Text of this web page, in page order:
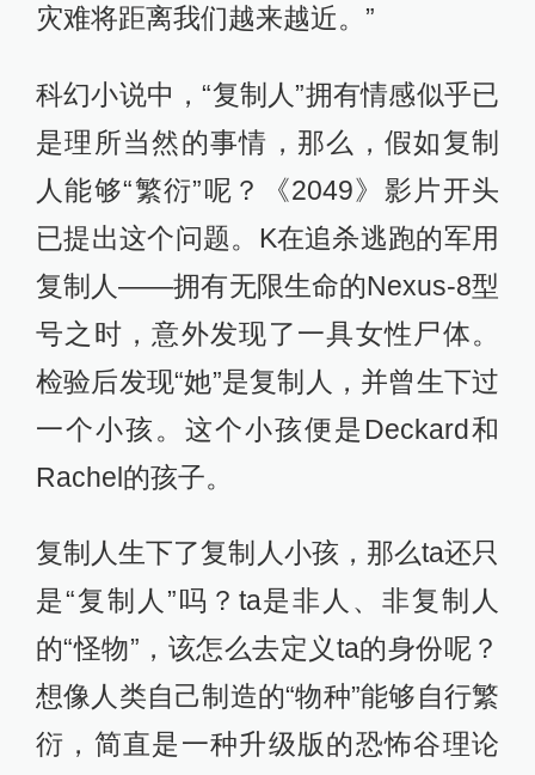
灾难将距离我们越来越近。”
科幻小说中，“复制人”拥有情感似乎已
是理所当然的事情，那么，假如复制
人能够“繁衍”呢？《2049》影片开头
已提出这个问题。K在追杀逃跑的军用
复制人——拥有无限生命的Nexus-8型
号之时，意外发现了一具女性尸体。
检验后发现“她”是复制人，并曾生下过
一个小孩。这个小孩便是Deckard和
Rachel的孩子。
复制人生下了复制人小孩，那么ta还只
是“复制人”吗？ta是非人、非复制人
的“怪物”，该怎么去定义ta的身份呢？
想像人类自己制造的“物种”能够自行繁
衍，简直是一种升级版的恐怖谷理论